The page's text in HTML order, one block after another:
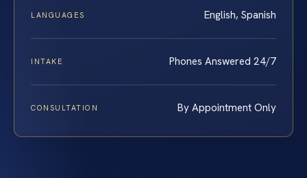
LANGUAGES English, Spanish
INTAKE Phones Answered 24/7
CONSULTATION By Appointment Only